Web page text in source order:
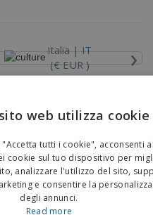
Italia |IT
(€ EUR )
›
. Tutti i diritti riservati.
web utilizza cookie
"Accetta tutti i cookie", acconsenti
cookie sul tuo dispositivo per
analizzare l'utilizzo del sito,
e consentire la
degli annunci.
Read more